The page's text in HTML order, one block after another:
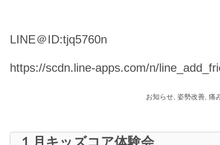
LINE＠ID:tjq5760n
https://scdn.line-apps.com/n/
お知らせ 姿勢改善 痛
１月キッズコア体験会